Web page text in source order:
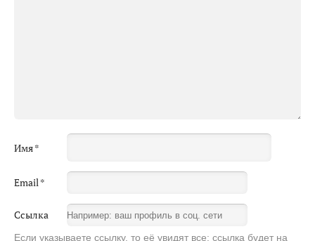
Имя*
Email*
Ссылка
Если указываете ссылку, то её увидят все: ссылка будет на